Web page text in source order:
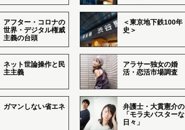
アフター・コロナの
世界・デジタル権威
主義の台頭
＜東京地下鉄100年
史＞
ネット世論操作と民
主主義
アラサー独女の婚
活・恋活市場調査
ガマンしない省エネ
弁護士・大貫憲介の
「モラ夫バスターな
日々」